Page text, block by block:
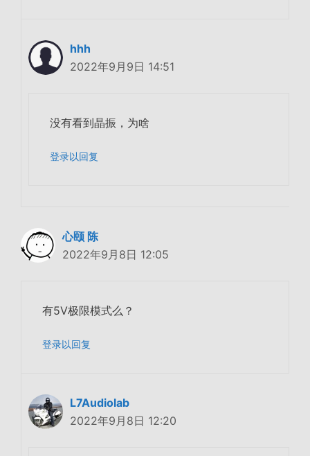
hhh
2022年9月9日 14:51
没有看到晶振，为啥
登录以回复
心颐 陈
2022年9月8日 12:05
有5V极限模式么？
登录以回复
L7Audiolab
2022年9月8日 12:20